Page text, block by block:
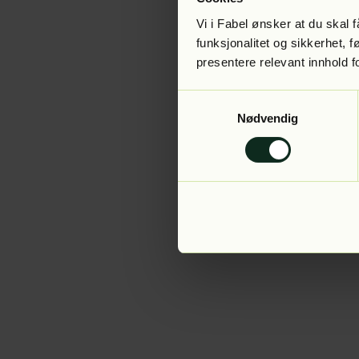
Vi i Fabel ønsker at du skal
funksjonalitet og sikkerhet,
presentere relevant innhold
Nødvendig
Application